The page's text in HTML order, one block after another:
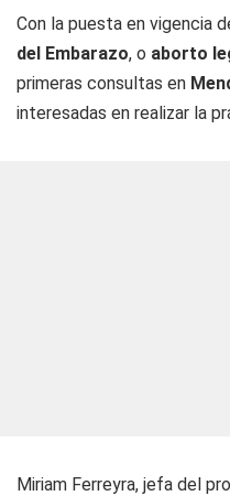
Con la puesta en vigencia
del Embarazo, o aborto
primeras consultas en
interesadas en realizar la
Miriam Ferreyra, jefa del